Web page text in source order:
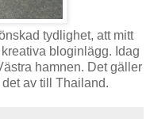
tydlighet, att mitt
bloginlägg. Idag
hamnen. Det gäller
av till Thailand.